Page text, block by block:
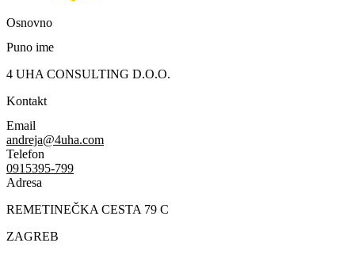
Osnovno
Puno ime
4 UHA CONSULTING D.O.O.
Kontakt
Email
andreja@4uha.com
Telefon
0915395-799
Adresa
REMETINEČKA CESTA 79 C
ZAGREB